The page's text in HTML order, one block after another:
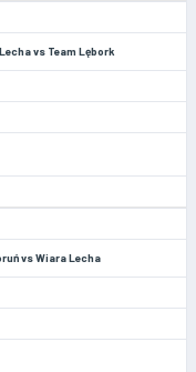
vs Team Lębork
vs Wiara Lecha